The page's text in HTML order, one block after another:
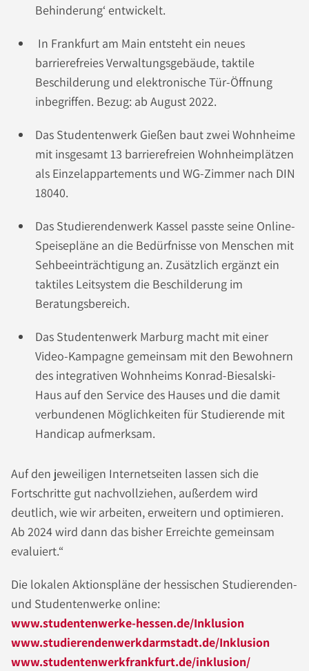
Behinderung‘ entwickelt.
In Frankfurt am Main entsteht ein neues
barrierefreies Verwaltungsgebäude, taktile
Beschilderung und elektronische Tür-Öffnung
inbegriffen. Bezug: ab August 2022.
Das Studentenwerk Gießen baut zwei Wohnheime
mit insgesamt 13 barrierefreien Wohnheimplätzen
als Einzelappartements und WG-Zimmer nach DIN
18040.
Das Studierendenwerk Kassel passte seine Online-
Speisepläne an die Bedürfnisse von Menschen mit
Sehbeeinträchtigung an. Zusätzlich ergänzt ein
taktiles Leitsystem die Beschilderung im
Beratungsbereich.
Das Studentenwerk Marburg macht mit einer
Video-Kampagne gemeinsam mit den Bewohnern
des integrativen Wohnheims Konrad-Biesalski-
Haus auf den Service des Hauses und die damit
verbundenen Möglichkeiten für Studierende mit
Handicap aufmerksam.
Auf den jeweiligen Internetseiten lassen sich die
Fortschritte gut nachvollziehen, außerdem wird
deutlich, wie wir arbeiten, erweitern und optimieren.
Ab 2024 wird dann das bisher Erreichte gemeinsam
evaluiert.“
Die lokalen Aktionspläne der hessischen Studierenden-
und Studentenwerke online:
www.studentenwerke-hessen.de/Inklusion
www.studierendenwerkdarmstadt.de/Inklusion
www.studentenwerkfrankfurt.de/inklusion/